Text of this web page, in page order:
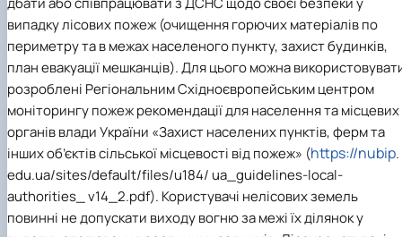
випадку лісових пожеж (очищення горючих матеріалів по
периметру та в межах населеного пункту, захист будинків,
план евакуації мешканців). Для цього можна
розроблені Регіональним Східноєвропейським центром
моніторингу пожеж рекомендації для населення та місцевих
органів влади України «Захист населених пунктів, ферм та
інших об’єктів сільської місцевості від пожеж» (https://nubip.
edu.ua/sites/default/files/u184/ ua_guidelines-local-
authorities_ v14_2.pdf). Користувачі нелісових земель
повинні не допускати виходу вогню за межі їх ділянок у